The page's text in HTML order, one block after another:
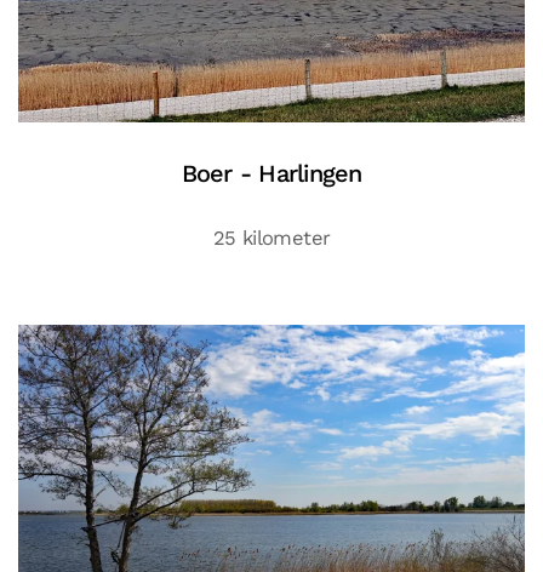
Boer - Harlingen
25 kilometer